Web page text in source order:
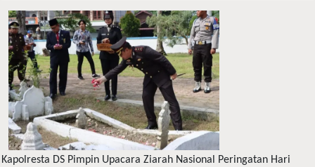
Kapolresta DS Pimpin Upacara Ziarah Nasional Peringatan Hari